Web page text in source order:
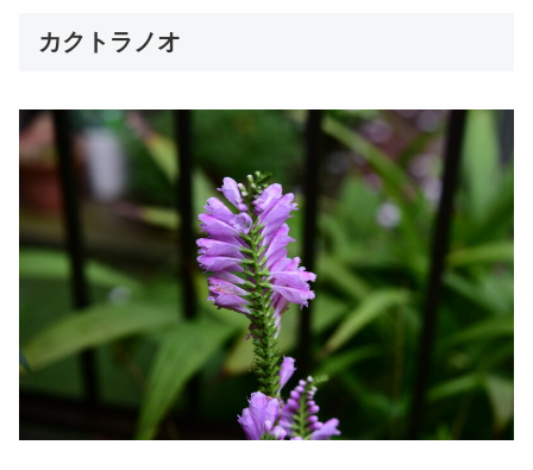
カクトラノオ